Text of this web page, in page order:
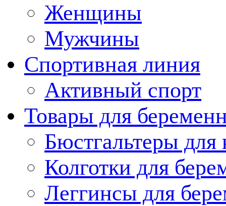
Женщины
Мужчины
Спортивная линия
Активный спорт
Товары для
Бюстгальтеры
Колготки для
Леггинсы для